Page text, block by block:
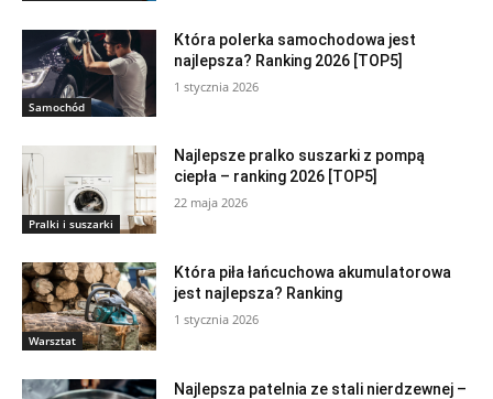
Samochód
Która polerka samochodowa jest
najlepsza? Ranking 2026 [TOP5]
1 stycznia 2026
Pralki i suszarki
Najlepsze pralko suszarki z pompą
ciepła – ranking 2026 [TOP5]
22 maja 2026
Warsztat
Która piła łańcuchowa akumulatorowa
jest najlepsza? Ranking
1 stycznia 2026
Najlepsza patelnia ze stali nierdzewnej –